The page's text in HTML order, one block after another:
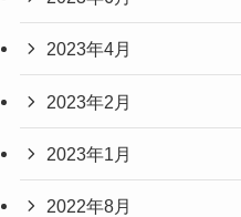
2023年4月
2023年2月
2023年1月
2022年8月